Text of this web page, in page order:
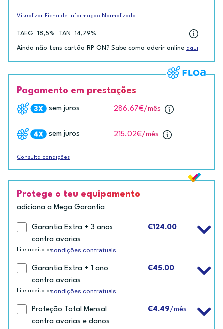
Visualizar Ficha de Informação Normalizada
TAEG 18,5% TAN 14,79%
Ainda não tens cartão RP ON? Sabe como aderir online aqui
Pagamento em prestações
sem juros 286.67€/mês
sem juros 215.02€/mês
Consulta condições
Protege o teu equipamento
adiciona a Mega Garantia
Garantia Extra + 3 anos
contra avarias
€124.00
Li e aceito ascondições contratuais
Garantia Extra + 1 ano
contra avarias
€45.00
Li e aceito ascondições contratuais
Proteção Total Mensal
contra avarias e danos
€4.49/mês